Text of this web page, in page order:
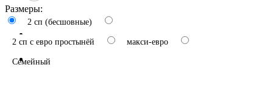
Размеры:
2 сп (бесшовные)
2 сп с евро простынёй макси-евро
Семейный